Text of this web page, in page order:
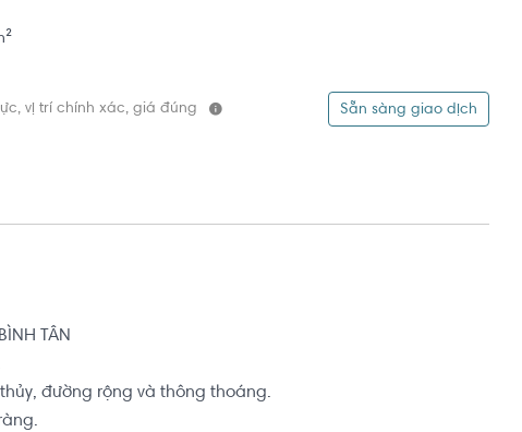
vị trí chính xác, giá đúng Sẵn sàng giao dịch
TÂN
đường rộng và thông thoáng.